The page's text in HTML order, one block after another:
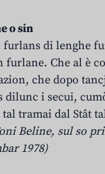
o sin
furlans di lenghe
furlane. Che al è
che dopo
dilunc i secui,
tramai dal Stât
Beline, sul so
1978)